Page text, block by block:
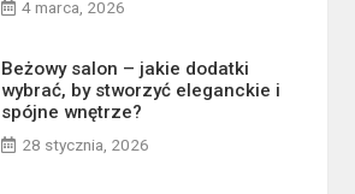
4 marca, 2026
Beżowy salon – jakie dodatki
wybrać, by stworzyć eleganckie i
spójne wnętrze?
28 stycznia, 2026